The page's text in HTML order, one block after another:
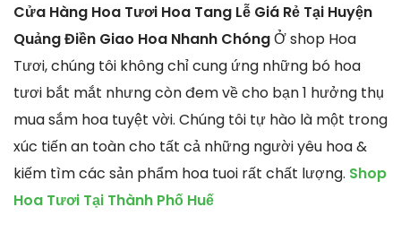
Cửa Hàng Hoa Tươi Hoa Tang Lễ Giá Rẻ Tại Huyện
Quảng Điền Giao Hoa Nhanh ChóngỞ shop Hoa
Tươi, chúng tôi không chỉ cung ứng những bó hoa
tươi bắt mắt nhưng còn đem về cho bạn 1 hưởng thụ
mua sắm hoa tuyệt vời. Chúng tôi tự hào là một trong
xúc tiến an toàn cho tất cả những người yêu hoa &
kiếm tìm các sản phẩm hoa tuoi rất chất lượng. Shop
Hoa Tươi Tại Thành Phố Huế